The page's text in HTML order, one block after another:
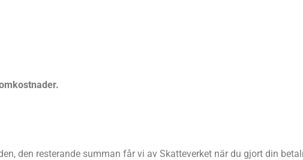
den resterande summan får vi av Skatteverket när du gjort din